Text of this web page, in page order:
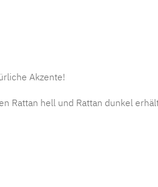
Akzente!
Rattan hell und Rattan dunkel